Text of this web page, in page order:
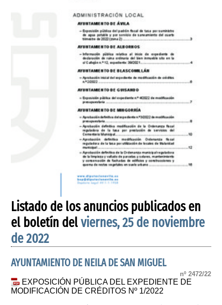
Listado de los anuncios publicados en
el boletín delviernes, 25 de noviembre
de 2022
AYUNTAMIENTO DE NEILA DE SAN MIGUEL
nº 2472/22
EXPOSICIÓN PÚBLICA DEL EXPEDIENTE DE
MODIFICACIÓN DE CRÉDITOS Nº 1/2022